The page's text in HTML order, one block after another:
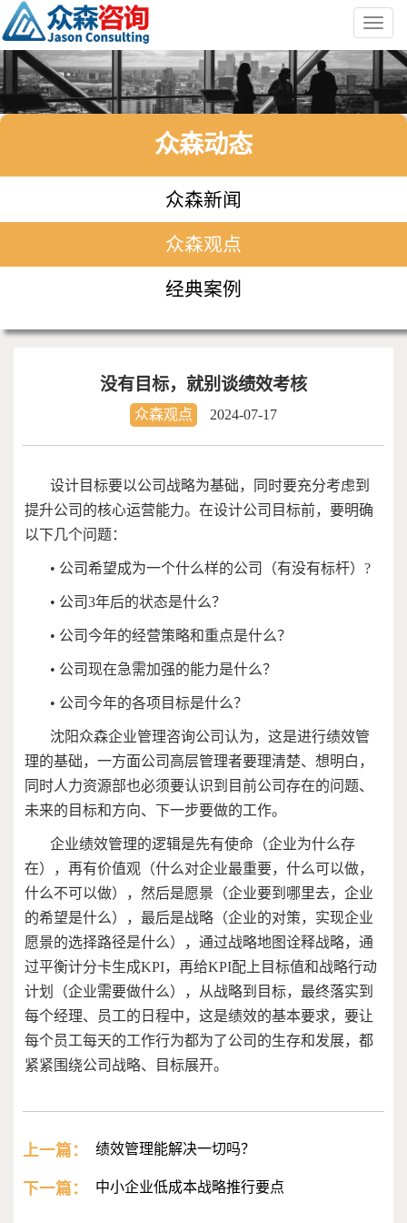
众森动态
众森新闻
众森观点
经典案例
没有目标，就别谈绩效考核
众森观点 2024-07-17
设计目标要以公司战略为基础，同时要充分考虑到
提升公司的核心运营能力。在设计公司目标前，要明确
以下几个问题：
• 公司希望成为一个什么样的公司（有没有标杆）?
• 公司3年后的状态是什么？
• 公司今年的经营策略和重点是什么？
• 公司现在急需加强的能力是什么？
• 公司今年的各项目标是什么？
沈阳众森企业管理咨询公司认为，这是进行绩效管
理的基础，一方面公司高层管理者要理清楚、想明白，
同时人力资源部也必须要认识到目前公司存在的问题、
未来的目标和方向、下一步要做的工作。
企业绩效管理的逻辑是先有使命（企业为什么存
在），再有价值观（什么对企业最重要，什么可以做，
什么不可以做），然后是愿景（企业要到哪里去，企业
的希望是什么），最后是战略（企业的对策，实现企业
愿景的选择路径是什么），通过战略地图诠释战略，通
过平衡计分卡生成KPI，再给KPI配上目标值和战略行动
计划（企业需要做什么），从战略到目标，最终落实到
每个经理、员工的日程中，这是绩效的基本要求，要让
每个员工每天的工作行为都为了公司的生存和发展，都
紧紧围绕公司战略、目标展开。
上一篇： 绩效管理能解决一切吗？
下一篇： 中小企业低成本战略推行要点